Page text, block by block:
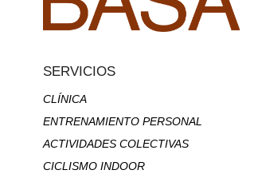
SERVICIOS
CLÍNICA
ENTRENAMIENTO PERSONAL
ACTIVIDADES COLECTIVAS
CICLISMO INDOOR